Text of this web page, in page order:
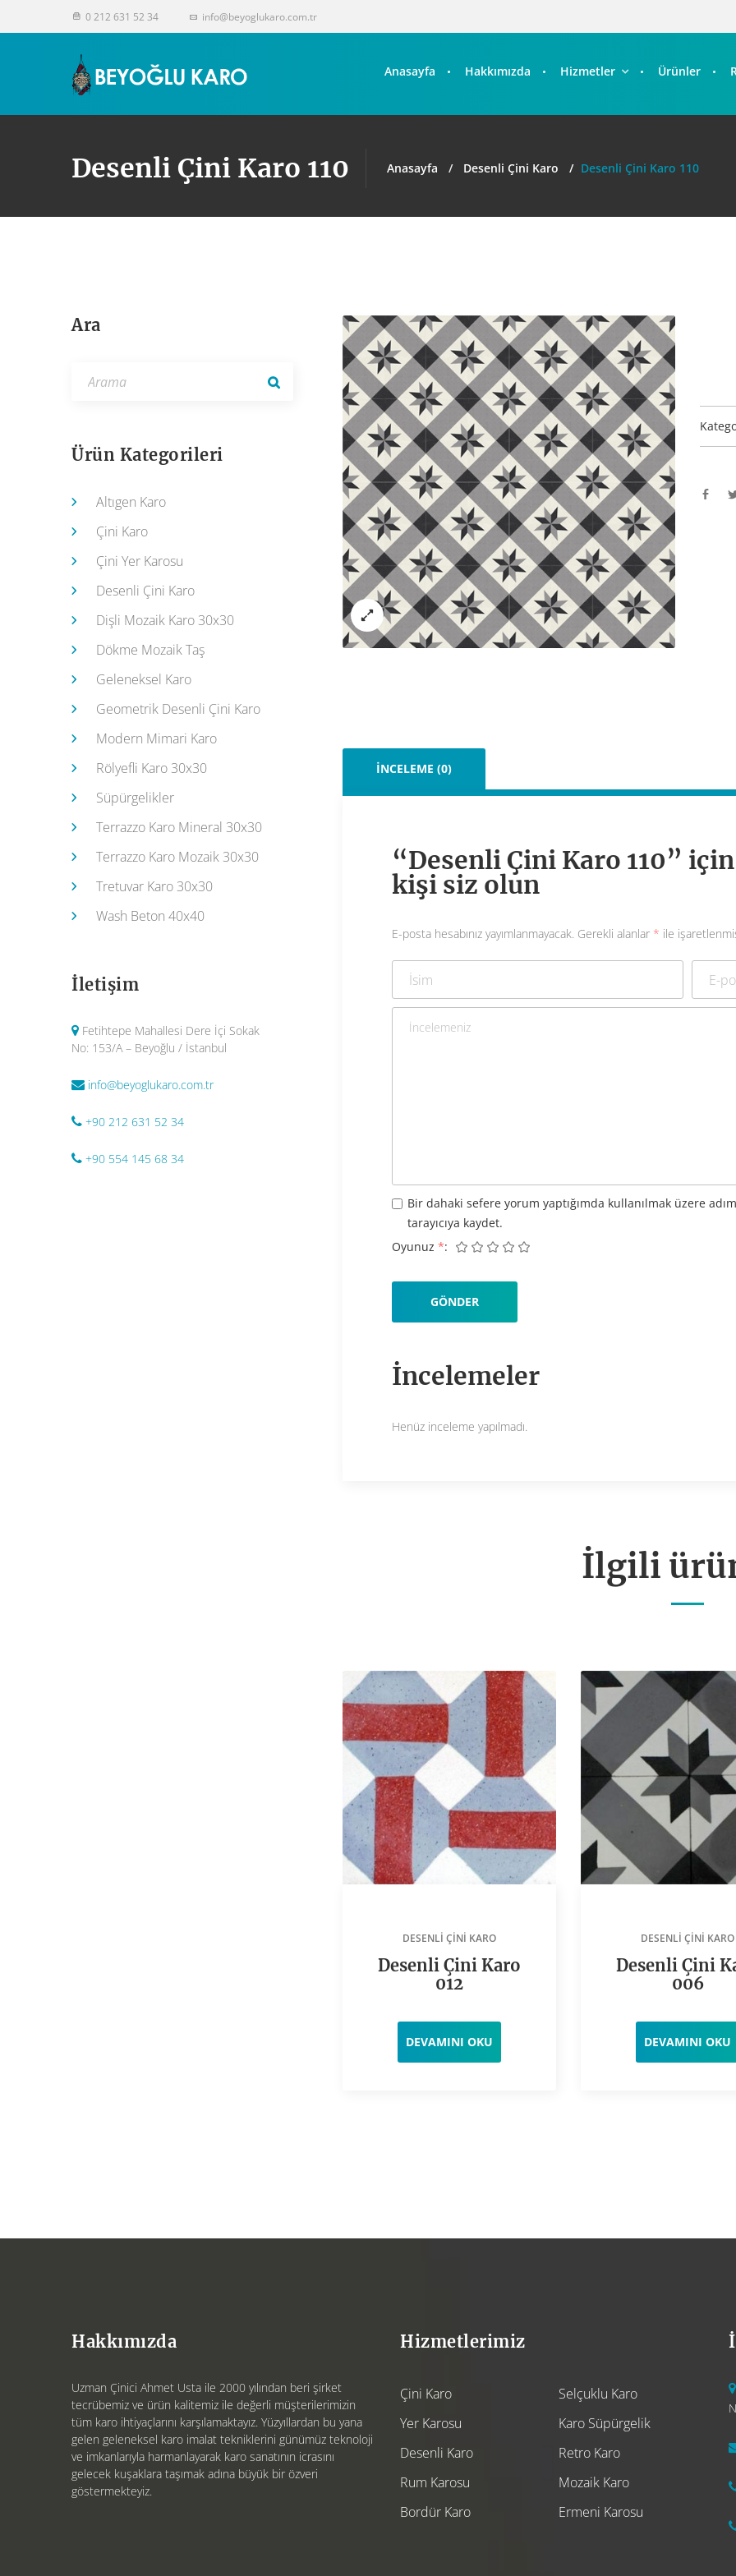
0 212 631 52 34 info@beyoglukaro.com.tr
Anasayfa Hakkımızda Hizmetler Ürünler
Desenli Çini Karo 110 Anasayfa Desenli Çini Karo Desenli Çini Karo 110
İNCELEME (0)
İncelemeler
Henüz inceleme yapılmadı.
“Desenli Çini Karo 110”
kişi siz olun
E-posta hesabınız yayımlanmayacak. Gerekli alanlar * ile
Oyunuz *
Bir dahaki sefere yorum yaptığımda kullanılmak üzere
tarayıcıya kaydet.
İlgili
DESENLI ÇINI KARO
Desenli Çini Karo
012
DEVAMINI OKU
DESENLI ÇINI KARO
Desenli Çini
006
DEVAMINI OKU
Ara
Ürün Kategorileri
Altıgen Karo
Çini Karo
Çini Yer Karosu
Desenli Çini Karo
Dişli Mozaik Karo 30x30
Dökme Mozaik Taş
Geleneksel Karo
Geometrik Desenli Çini Karo
Modern Mimari Karo
Rölyefli Karo 30x30
Süpürgelikler
Terrazzo Karo Mineral 30x30
Terrazzo Karo Mozaik 30x30
Tretuvar Karo 30x30
Wash Beton 40x40
İletişim
Fetihtepe Mahallesi Dere İçi Sokak
No: 153/A – Beyoğlu / İstanbul
info@beyoglukaro.com.tr
+90 212 631 52 34
+90 554 145 68 34
Hakkımızda
Uzman Çinici Ahmet Usta ile 2000 yılından beri şirket
tecrübemiz ve ürün kalitemiz ile değerli müşterilerimizin
tüm karo ihtiyaçlarını karşılamaktayız. Yüzyıllardan bu yana
gelen geleneksel karo imalat tekniklerini günümüz teknoloji
ve imkanlarıyla harmanlayarak karo sanatının icrasını
gelecek kuşaklara taşımak adına büyük bir özveri
göstermekteyiz.
Hizmetlerimiz
Çini Karo
Yer Karosu
Desenli Karo
Rum Karosu
Bordür Karo
Selçuklu Karo
Karo Süpürgelik
Retro Karo
Mozaik Karo
Ermeni Karosu